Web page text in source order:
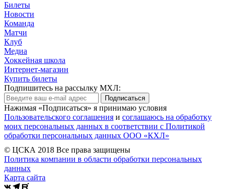
Билеты
Новости
Команда
Матчи
Клуб
Медиа
Хоккейная школа
Интернет-магазин
Купить билеты
Подпишитесь на рассылку МХЛ:
Подписаться
Нажимая «Подписаться» я принимаю условия
Пользовательского соглашения и соглашаюсь на обработку
моих персональных данных в соответствии с Политикой
обработки персональных данных ООО «КХЛ»
© ЦСКА 2018 Все права защищены
Политика компании в области обработки персональных
данных
Карта сайта